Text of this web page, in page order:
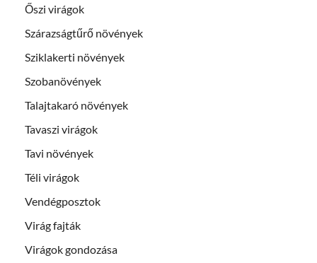
Őszi virágok
Szárazságtűrő növények
Sziklakerti növények
Szobanövények
Talajtakaró növények
Tavaszi virágok
Tavi növények
Téli virágok
Vendégposztok
Virág fajták
Virágok gondozása